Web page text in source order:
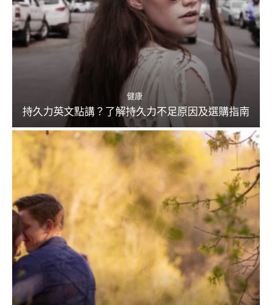
健康
持久力英文點講？了解持久力不足原因及選購指南